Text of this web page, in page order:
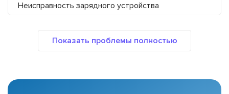
Неисправность зарядного устройства